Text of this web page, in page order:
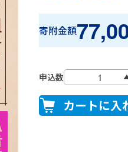
寄附金額
申込数
カートに入